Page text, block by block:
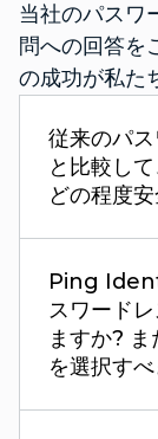
当社のパスワ
問への回答を
の成功が私た
従来のパ
と比較し
どの程度
Ping
スワード
ますか?
を選択す